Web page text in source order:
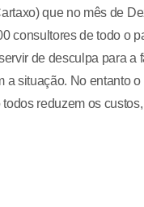
que no mês de
consultores de todo o
de desculpa para
a situação. No entanto
reduzem os